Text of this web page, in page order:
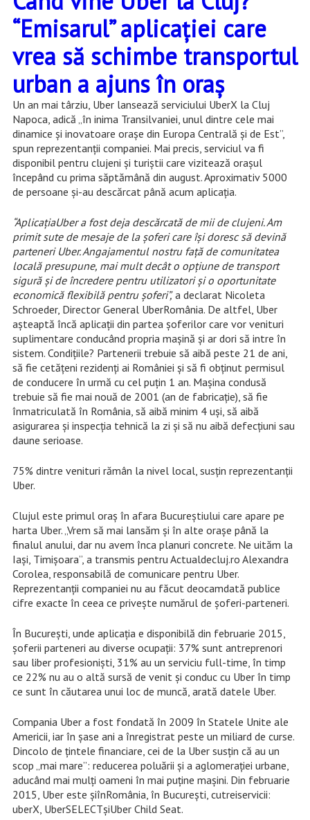
“Emisarul” aplicației care
vrea să schimbe transportul
urban a ajuns în oraș
Un an mai târziu, Uber lansează serviciului UberX la Cluj
Napoca, adică „în inima Transilvaniei, unul dintre cele mai
dinamice și inovatoare orașe din Europa Centrală și de Est”,
spun reprezentanţii companiei. Mai precis, serviciul va fi
disponibil pentru clujeni și turiștii care vizitează orașul
începând cu prima săptămână din august. Aproximativ 5000
de persoane și-au descărcat până acum aplicația.
“AplicațiaUber a fost deja descărcată de mii de clujeni. Am
primit sute de mesaje de la șoferi care își doresc să devină
parteneri Uber. Angajamentul nostru față de comunitatea
locală presupune, mai mult decât o opțiune de transport
sigură și de încredere pentru utilizatori și o oportunitate
economică flexibilă pentru șoferi”,a declarat Nicoleta
Schroeder, Director General UberRomânia. De altfel, Uber
aşteaptă încă aplicaţii din partea șoferilor care vor venituri
suplimentare conducând propria mașină şi ar dori să intre în
sistem. Condiţiile? Partenerii trebuie să aibă peste 21 de ani,
să fie cetățeni rezidenţi ai României și să fi obținut permisul
de conducere în urmă cu cel puțin 1 an. Mașina condusă
trebuie să fie mai nouă de 2001 (an de fabricație), să fie
înmatriculată în România, să aibă minim 4 uși, să aibă
asigurarea și inspecția tehnică la zi și să nu aibă defecțiuni sau
daune serioase.
75% dintre venituri rămân la nivel local, susţin reprezentanţii
Uber.
Clujul este primul oraș în afara Bucureștiului care apare pe
harta Uber. „Vrem să mai lansăm și în alte orașe până la
finalul anului, dar nu avem înca planuri concrete. Ne uităm la
Iași, Timișoara”, a transmis pentru Actualdecluj.ro Alexandra
Corolea, responsabilă de comunicare pentru Uber.
Reprezentanții companiei nu au făcut deocamdată publice
cifre exacte în ceea ce privește numărul de șoferi-parteneri.
În Bucureşti, unde aplicaţia e disponibilă din februarie 2015,
șoferii parteneri au diverse ocupații: 37% sunt antreprenori
sau liber profesioniști, 31% au un serviciu full-time, în timp
ce 22% nu au o altă sursă de venit și conduc cu Uber în timp
ce sunt în căutarea unui loc de muncă, arată datele Uber.
Compania Uber a fost fondată în 2009 în Statele Unite ale
Americii, iar în şase ani a înregistrat peste un miliard de curse.
Dincolo de ţintele financiare, cei de la Uber susţin că au un
scop „mai mare”: reducerea poluării și a aglomerației urbane,
aducând mai mulți oameni în mai puține mașini. Din februarie
2015, Uber este şiînRomânia, în Bucureşti, cutreiservicii:
uberX, UberSELECTşiUber Child Seat.